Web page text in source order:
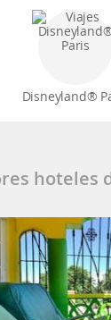
Disneyland®
hoteles